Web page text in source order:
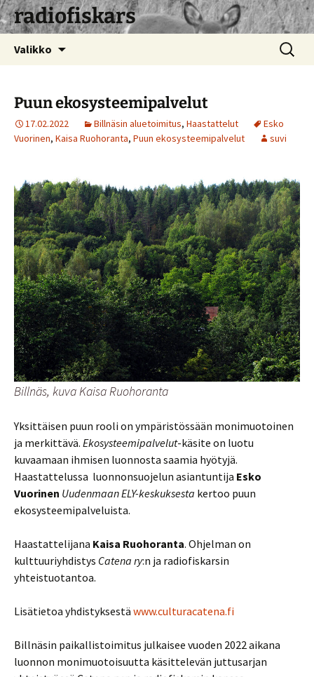
radiofiskars
Valikko Haku:
Puun ekosysteemipalvelut
17.02.2022 Billnäsin aluetoimitus, Haastattelut
Esko
Vuorinen, Kaisa Ruohoranta, Puun ekosysteemipalvelut suvi
Billnäs, kuva Kaisa Ruohoranta
Yksittäisen puun rooli on ympäristössään monimuotoinen
ja merkittävä. Ekosysteemipalvelut-käsite on luotu
kuvaamaan ihmisen luonnosta saamia hyötyjä.
Haastattelussa luonnonsuojelun asiantuntija Esko
Vuorinen Uudenmaan ELY-keskuksesta kertoo puun
ekosysteemipalveluista.
Haastattelijana Kaisa Ruohoranta. Ohjelman on
kulttuuriyhdistys Catena ry:n ja radiofiskarsin
yhteistuotantoa.
Lisätietoa yhdistyksestä www.culturacatena.fi
Billnäsin paikallistoimitus julkaisee vuoden 2022 aikana
luonnon monimuotoisuutta käsittelevän juttusarjan